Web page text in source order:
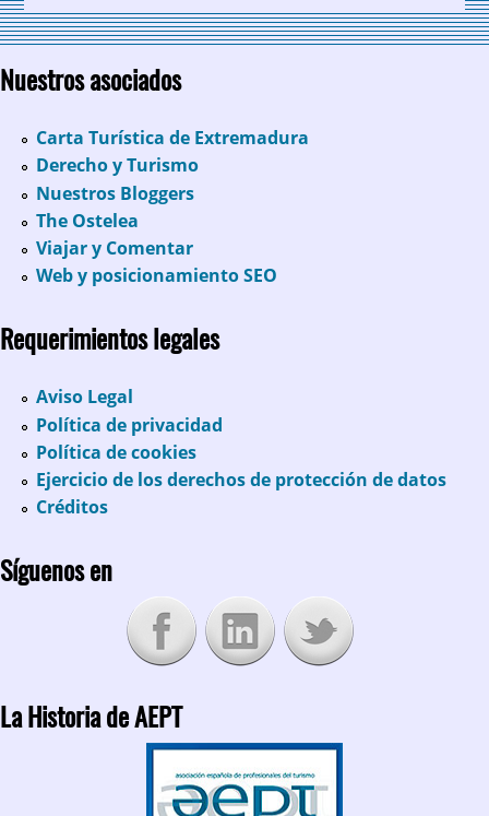
Nuestros asociados
Carta Turística de Extremadura
Derecho y Turismo
Nuestros Bloggers
The Ostelea
Viajar y Comentar
Web y posicionamiento SEO
Requerimientos legales
Aviso Legal
Política de privacidad
Política de cookies
Ejercicio de los derechos de protección de datos
Créditos
Síguenos en
La Historia de AEPT